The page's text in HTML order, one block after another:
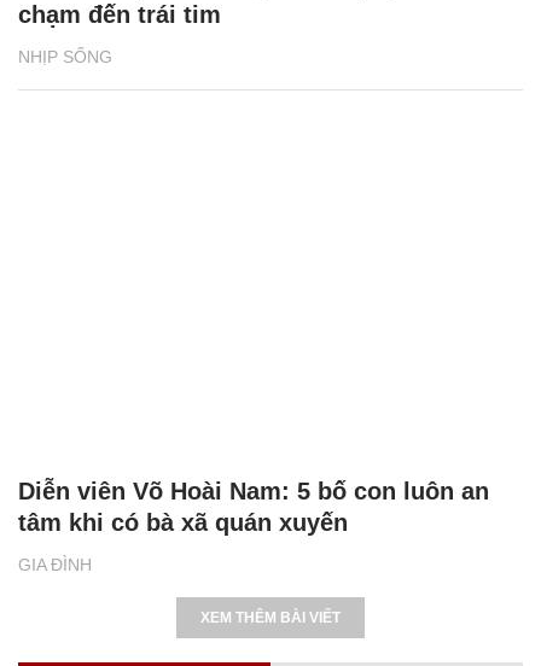
NHỊP SỐNG
chạm đến trái tim
GIA ĐÌNH
Diễn viên Võ Hoài Nam: 5 bố con luôn an
tâm khi có bà xã quán xuyến
XEM THÊM BÀI VIẾT